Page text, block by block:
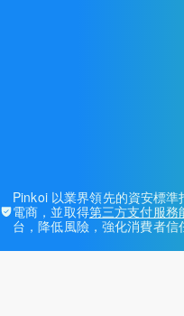
Pinkoi 以業界領先的資安標
電商，並取得第三方支付服務
台，降低風險，強化消費者信